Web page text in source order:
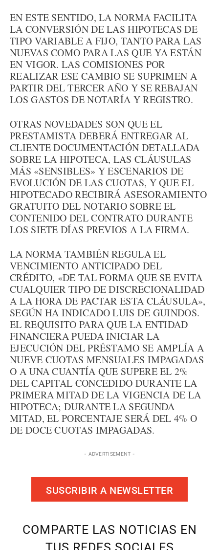
EN ESTE SENTIDO, LA NORMA FACILITA
LA CONVERSIÓN DE LAS HIPOTECAS DE
TIPO VARIABLE A FIJO, TANTO PARA LAS
NUEVAS COMO PARA LAS QUE YA ESTÁN
EN VIGOR. LAS COMISIONES POR
REALIZAR ESE CAMBIO SE SUPRIMEN A
PARTIR DEL TERCER AÑO Y SE REBAJAN
LOS GASTOS DE NOTARÍA Y REGISTRO.
OTRAS NOVEDADES SON QUE EL
PRESTAMISTA DEBERÁ ENTREGAR AL
CLIENTE DOCUMENTACIÓN DETALLADA
SOBRE LA HIPOTECA, LAS CLÁUSULAS
MÁS «SENSIBLES» Y ESCENARIOS DE
EVOLUCIÓN DE LAS CUOTAS, Y QUE EL
HIPOTECADO RECIBIRÁ ASESORAMIENTO
GRATUITO DEL NOTARIO SOBRE EL
CONTENIDO DEL CONTRATO DURANTE
LOS SIETE DÍAS PREVIOS A LA FIRMA.
LA NORMA TAMBIÉN REGULA EL
VENCIMIENTO ANTICIPADO DEL
CRÉDITO, «DE TAL FORMA QUE SE EVITA
CUALQUIER TIPO DE DISCRECIONALIDAD
A LA HORA DE PACTAR ESTA CLÁUSULA»,
SEGÚN HA INDICADO LUIS DE GUINDOS.
EL REQUISITO PARA QUE LA ENTIDAD
FINANCIERA PUEDA INICIAR LA
EJECUCIÓN DEL PRÉSTAMO SE AMPLÍA A
NUEVE CUOTAS MENSUALES IMPAGADAS
O A UNA CUANTÍA QUE SUPERE EL 2%
DEL CAPITAL CONCEDIDO DURANTE LA
PRIMERA MITAD DE LA VIGENCIA DE LA
HIPOTECA; DURANTE LA SEGUNDA
MITAD, EL PORCENTAJE SERÁ DEL 4% O
DE DOCE CUOTAS IMPAGADAS.
- ADVERTISEMENT -
SUSCRIBIR A NEWSLETTER
COMPARTE LAS NOTICIAS EN